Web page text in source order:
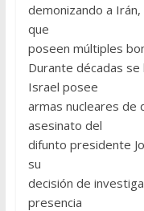
demonizando a
que
poseen múltiples
Durante décadas
Israel posee
armas nucleares de
asesinato del
difunto presidente
su
decisión de
presencia